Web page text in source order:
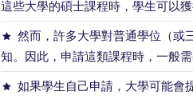
這些大學的碩士課程時，學生可以
然而，許多大學對普通學位（或
知。因此，申請這類課程時，一般
如果學生自己申請，大學可能會